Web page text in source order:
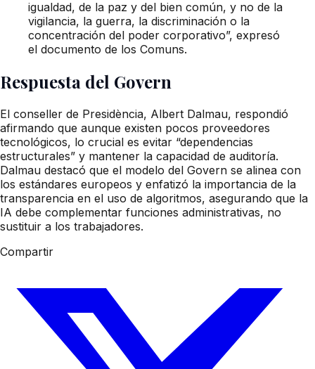
igualdad, de la paz y del bien común, y no de la
vigilancia, la guerra, la discriminación o la
concentración del poder corporativo”, expresó
el documento de los Comuns.
Respuesta del Govern
El conseller de Presidència, Albert Dalmau, respondió
afirmando que aunque existen pocos proveedores
tecnológicos, lo crucial es evitar “dependencias
estructurales” y mantener la capacidad de auditoría.
Dalmau destacó que el modelo del Govern se alinea con
los estándares europeos y enfatizó la importancia de la
transparencia en el uso de algoritmos, asegurando que la
IA debe complementar funciones administrativas, no
sustituir a los trabajadores.
Compartir